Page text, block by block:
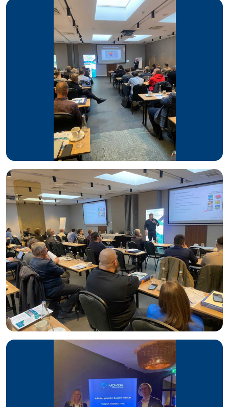
optymalizacji procesów.
Działania Ekologiczne i Społeczne
W trosce o środowisko browaraktywnie zmniejsza
zużycie wody oraz energii elektrycznej
i cieplnej
działania ekologiczne obejmują takie inicjatywy jak sadzenie
lasu, czy sprzątanie brzegów rzeki Pilicy. Browar stawia na
energię zieloną, a jegosystemy odzysku dwutlenku węgla
oczyszczalnia beztlenowato przykład
innowacyjnych rozwiązań proekologicznych
Linie Produkcyjne
Browar dysponuje czterema nowoczesnymi liniami
produkcyjnymi:
Linia Butelki Zwrotnej: wydajność 58.000 b/h,
produkuje głównie piwa mainstreamowe
Linia Puszkowa
: wydajność 60.000 puszek/h, obsługuje
szeroki asortyment
Linia Butelki Bezzwrotnej : Wydajność 48.000 b/h,
zmodernizowana w 2019 roku
Linia Keg: wydajność 400 hl na zmianę, obsługująca piwa
w kegach.
Innowacje i Wyróżnienia
Browar w Warce jest laureatem licznych nagród, w tymPiwne
Akordy 2023oraz nagródHeineken TPM Bronze i Silver.
Współpracuje z uznanymi partnerami, takimi jak ECOLAB i
Amazon Web Services, co podkreśla jegozaangażowanie w
Podczas masterclass uczestnicy będą mieli okazję zapoznać
z zaawansowanymi systemami zarządzania